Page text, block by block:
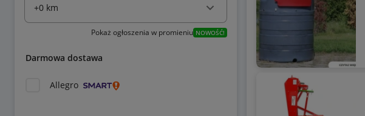
Pokaż ogłoszenia w promieniu NOWOŚĆ!
Darmowa dostawa
Allegro